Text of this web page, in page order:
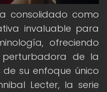
consolidado como
invaluable para
ofreciendo
de la
de su enfoque único
Lecter, la serie